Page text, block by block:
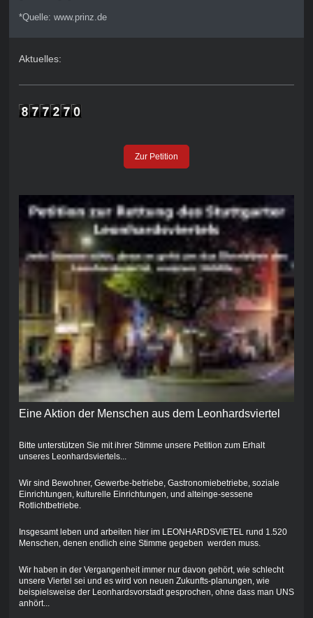
*Quelle: www.prinz.de
Aktuelles:
Zur Petition
Eine Aktion der Menschen aus dem Leonhardsviertel
Bitte unterstützen Sie mit ihrer Stimme unsere Petition zum Erhalt
unseres Leonhardsviertels...
Wir sind Bewohner, Gewerbe-betriebe, Gastronomiebetriebe, soziale
Einrichtungen, kulturelle Einrichtungen, und alteinge-sessene
Rotlichtbetriebe.
Insgesamt leben und arbeiten hier im LEONHARDSVIETEL rund 1.520
Menschen, denen endlich eine Stimme gegeben werden muss.
Wir haben in der Vergangenheit immer nur davon gehört, wie schlecht
unsere Viertel sei und es wird von neuen Zukunfts-planungen, wie
beispielsweise der Leonhardsvorstadt gesprochen, ohne dass man UNS
anhört...